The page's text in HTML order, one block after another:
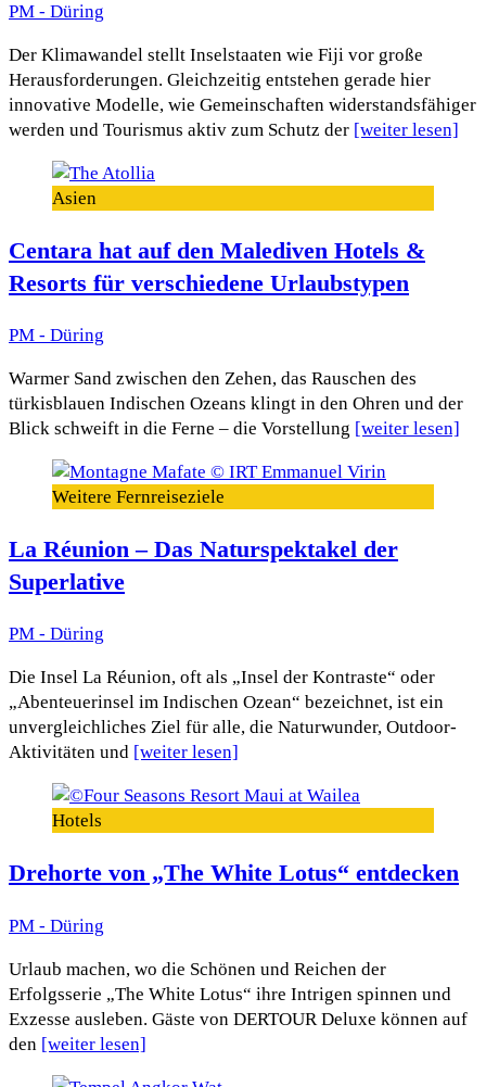
PM - Düring
Der Klimawandel stellt Inselstaaten wie Fiji vor große
Herausforderungen. Gleichzeitig entstehen gerade hier
innovative Modelle, wie Gemeinschaften widerstandsfähiger
werden und Tourismus aktiv zum Schutz der [weiter lesen]
Asien
Centara hat auf den Malediven Hotels &
Resorts für verschiedene Urlaubstypen
PM - Düring
Warmer Sand zwischen den Zehen, das Rauschen des
türkisblauen Indischen Ozeans klingt in den Ohren und der
Blick schweift in die Ferne – die Vorstellung [weiter lesen]
Weitere Fernreiseziele
La Réunion – Das Naturspektakel der
Superlative
PM - Düring
Die Insel La Réunion, oft als „Insel der Kontraste“ oder
„Abenteuerinsel im Indischen Ozean“ bezeichnet, ist ein
unvergleichliches Ziel für alle, die Naturwunder, Outdoor-
Aktivitäten und [weiter lesen]
Hotels
Drehorte von „The White Lotus“ entdecken
PM - Düring
Urlaub machen, wo die Schönen und Reichen der
Erfolgsserie „The White Lotus“ ihre Intrigen spinnen und
Exzesse ausleben. Gäste von DERTOUR Deluxe können auf
den [weiter lesen]